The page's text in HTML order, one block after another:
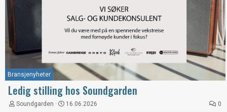
Bransjenyheter
Ledig stilling hos Soundgarden
Soundgarden 16.06.2026 0